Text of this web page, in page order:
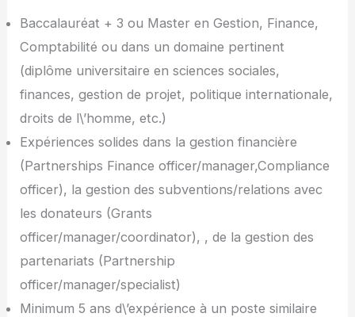
Baccalauréat + 3 ou Master en Gestion, Finance,
Comptabilité ou dans un domaine pertinent
(diplôme universitaire en sciences sociales,
finances, gestion de projet, politique internationale,
droits de l\’homme, etc.)
Expériences solides dans la gestion financière
(Partnerships Finance officer/manager,Compliance
officer), la gestion des subventions/relations avec
les donateurs (Grants
officer/manager/coordinator), , de la gestion des
partenariats (Partnership
officer/manager/specialist)
Minimum 5 ans d\’expérience à un poste similaire